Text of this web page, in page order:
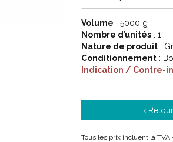
Volume : 5000 g
Nombre d’unités : 1
Nature de produit :
Conditionnement :
Indication / Contre-
‹ Retour
Tous les prix incluent la